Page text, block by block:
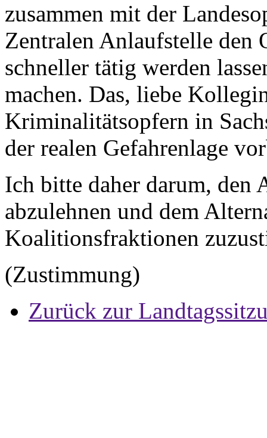
zusammen mit der
Zentralen Anlaufstelle den
schneller tätig werden
machen. Das, liebe
Kriminalitätsopfern in
der realen Gefahrenlage
Ich bitte daher darum,
abzulehnen und dem
Koalitionsfraktionen
(Zustimmung)
Zurück zur